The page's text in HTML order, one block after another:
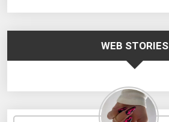
WEB STORIES